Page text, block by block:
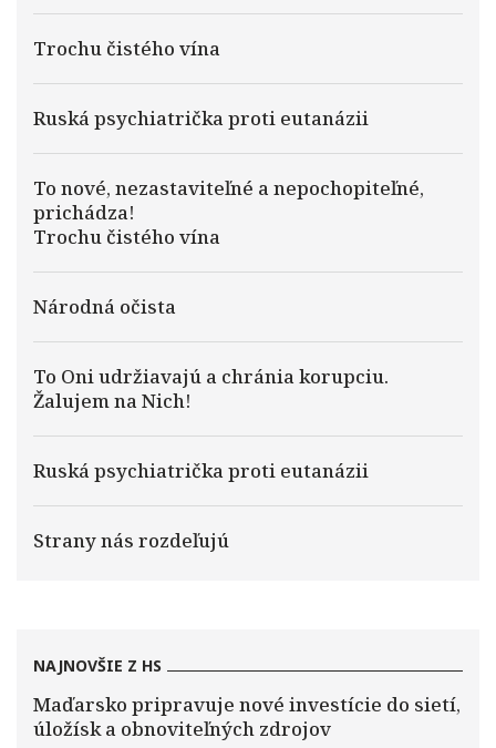
Trochu čistého vína
Ruská psychiatrička proti eutanázii
To nové, nezastaviteľné a nepochopiteľné,
prichádza!
Trochu čistého vína
Národná očista
To Oni udržiavajú a chránia korupciu.
Žalujem na Nich!
Ruská psychiatrička proti eutanázii
Strany nás rozdeľujú
NAJNOVŠIE Z HS
Maďarsko pripravuje nové investície do sietí,
úložísk a obnoviteľných zdrojov